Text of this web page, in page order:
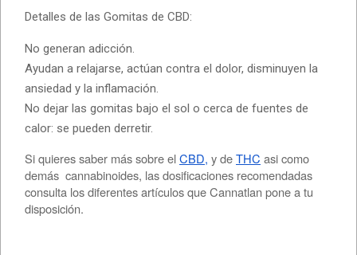
Detalles de las Gomitas de CBD:
No generan adicción.
Ayudan a relajarse, actúan contra el dolor, disminuyen la
ansiedad y la inflamación.
No dejar las gomitas bajo el sol o cerca de fuentes de
calor: se pueden derretir.
Si quieres saber más sobre elCBD, y deTHC asi como
demás cannabinoides, las dosificaciones recomendadas
consulta los diferentes artículos que Cannatlan pone a tu
disposición.